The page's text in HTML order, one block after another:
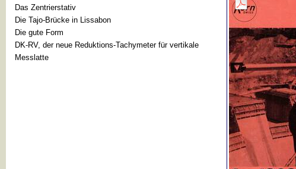
Das Zentrierstativ
Die Tajo-Brücke in Lissabon
Die gute Form
DK-RV, der neue Reduktions-Tachymeter für vertikale
Messlatte